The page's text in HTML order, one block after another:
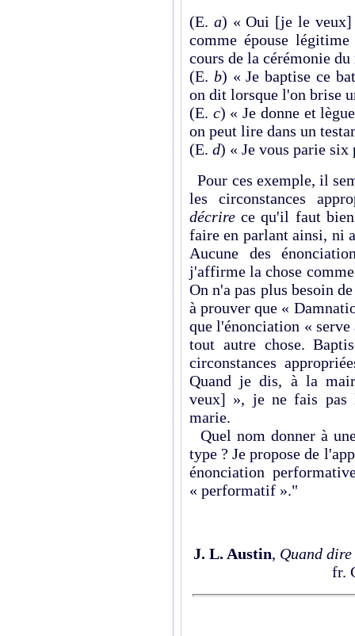
(E. a) « Oui [je le veux]
comme épouse
cours de la cérémonie du
(E. b) « Je baptise ce
on dit lorsque l'on brise
(E. c) « Je donne et
on peut lire dans un
(E. d) « Je vous parie
Pour ces exemple, il
les circonstances
décrire ce qu'il faut
faire en parlant ainsi, ni
Aucune des
j'affirme la chose
On n'a pas plus besoin
à prouver que «
que l'énonciation «
tout autre chose.
circonstances
Quand je dis, à la
veux] », je ne fais pas
marie.
Quel nom donner à
type ? Je propose de
énonciation
« performatif »."
J. L. Austin, Quand
fr.